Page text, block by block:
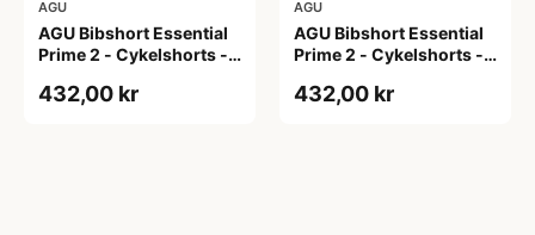
AGU
AGU Bibshort Essential
Prime 2 - Cykelshorts -
2XL
432,00 kr
AGU
AGU Bibshort Essential
Prime 2 - Cykelshorts -
L
432,00 kr